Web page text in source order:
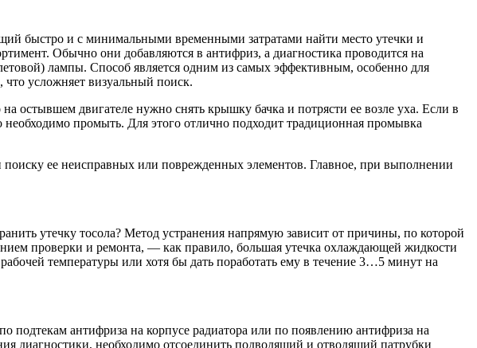
быстро и с минимальными временными затратами найти место утечки и
Обычно они добавляются в антифриз, а диагностика проводится на
лампы. Способ является одним из самых эффективным, особенно для
усложняет визуальный поиск.
остывшем двигателе нужно снять крышку бачка и потрясти ее возле уха. Если в
промыть. Для этого отлично подходит традиционная промывка
ее неисправных или поврежденных элементов. Главное, при выполнении
утечку тосола? Метод устранения напрямую зависит от причины, по которой
проверки и ремонта, — как правило, большая утечка охлаждающей жидкости
температуры или хотя бы дать поработать ему в течение 3…5 минут на
подтекам антифриза на корпусе радиатора или по появлению антифриза на
диагностики, необходимо отсоединить подводящий и отводящий патрубки